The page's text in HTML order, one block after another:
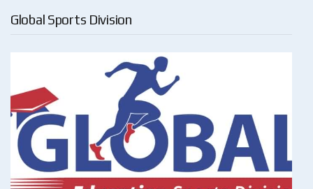
Global Sports Division